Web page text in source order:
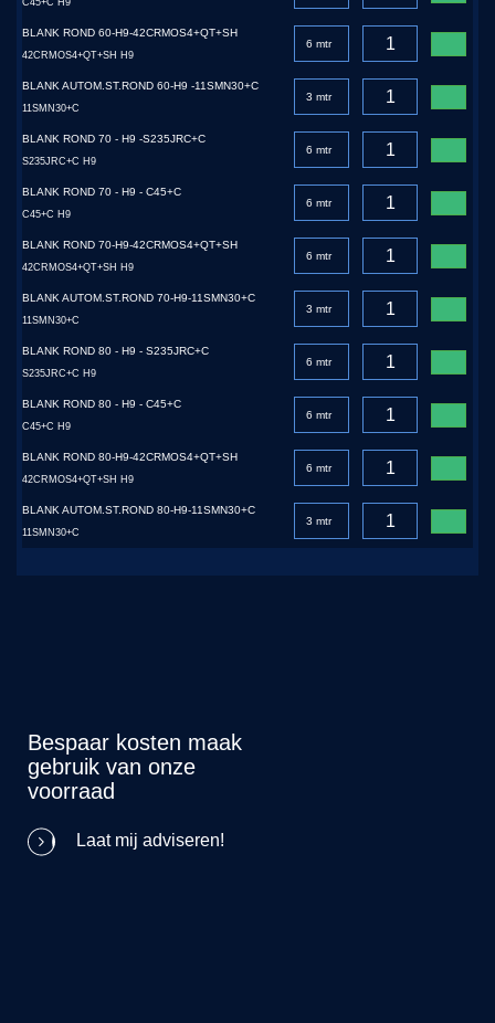
C45+C H9
BLANK ROND 60-H9-42CRMOS4+QT+SH
42CRMOS4+QT+SH H9
BLANK AUTOM.ST.ROND 60-H9 -11SMN30+C
11SMN30+C
BLANK ROND 70 - H9 -S235JRC+C
S235JRC+C H9
BLANK ROND 70 - H9 - C45+C
C45+C H9
BLANK ROND 70-H9-42CRMOS4+QT+SH
42CRMOS4+QT+SH H9
BLANK AUTOM.ST.ROND 70-H9-11SMN30+C
11SMN30+C
BLANK ROND 80 - H9 - S235JRC+C
S235JRC+C H9
BLANK ROND 80 - H9 - C45+C
C45+C H9
BLANK ROND 80-H9-42CRMOS4+QT+SH
42CRMOS4+QT+SH H9
BLANK AUTOM.ST.ROND 80-H9-11SMN30+C
11SMN30+C
Bespaar kosten maak
gebruik van onze
voorraad
Laat mij adviseren!